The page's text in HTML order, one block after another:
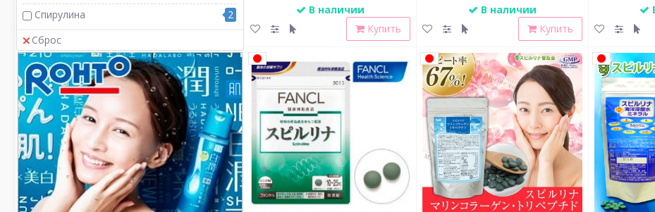
Спирулина
2
Сброс
В наличии
Купить
В наличии
Купить